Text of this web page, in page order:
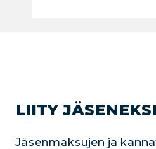
LIITY JÄSENEKSI
Jäsenmaksujen ja